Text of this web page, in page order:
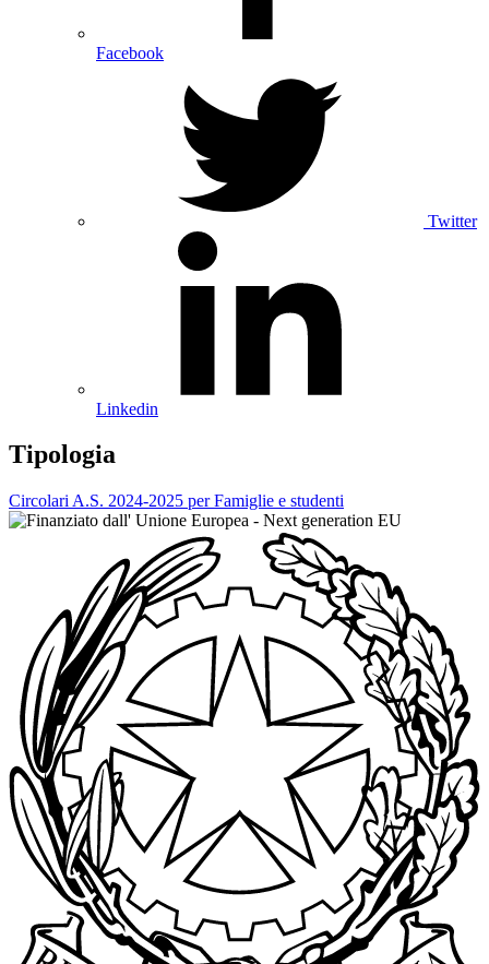
Facebook
Twitter
Linkedin
Tipologia
Circolari A.S. 2024-2025 per Famiglie e studenti